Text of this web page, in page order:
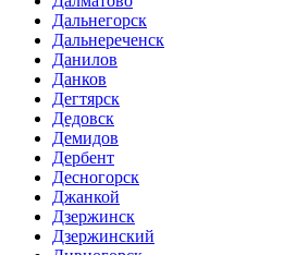
Дальнегорск
Дальнереченск
Данилов
Данков
Дегтярск
Дедовск
Демидов
Дербент
Десногорск
Джанкой
Дзержинск
Дзержинский